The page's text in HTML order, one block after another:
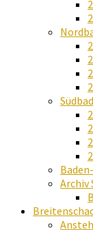
Archiv